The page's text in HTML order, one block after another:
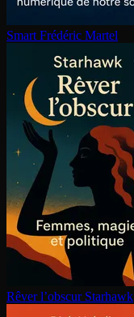
Smart Frédéric Martel
Rêver l’obscur Starhawk